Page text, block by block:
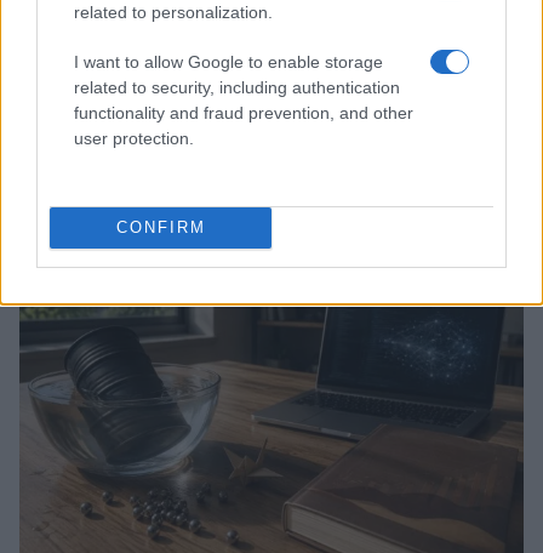
related to personalization.
I want to allow Google to enable storage
related to security, including authentication
functionality and fraud prevention, and other
user protection.
CONFIRM
Borse europee in rosso: petrolio in rialzo e focus su
MONEY NEWS